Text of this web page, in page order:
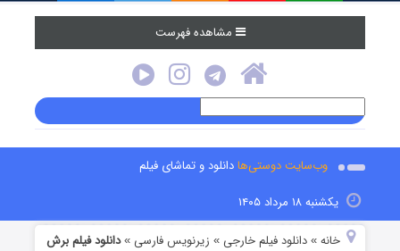
مشاهده فهرست
وب‌سایت دوستی‌هادانلود و تماشای فیلم
یکشنبه ۱۸ مرداد ۱۴۰۵
خانه »دانلود فیلم خارجی » زیرنویس فارسی »دانلود فیلم برش